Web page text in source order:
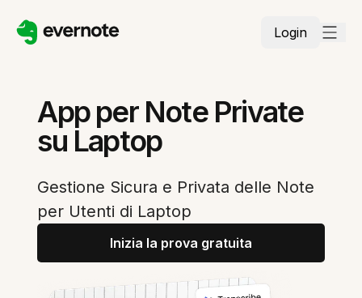
Login
App per Note Private
su Laptop
Gestione Sicura e Privata delle Note
per Utenti di Laptop
Inizia la prova gratuita